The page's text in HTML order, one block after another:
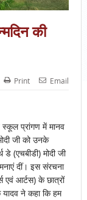
की
Print
Email
प्रांगण में मानव
जी को उनके
(एचबीडी) मोदी जी
दीं। इस संरचना
एवं आर्टस) के छात्रों
ने कहा कि हम